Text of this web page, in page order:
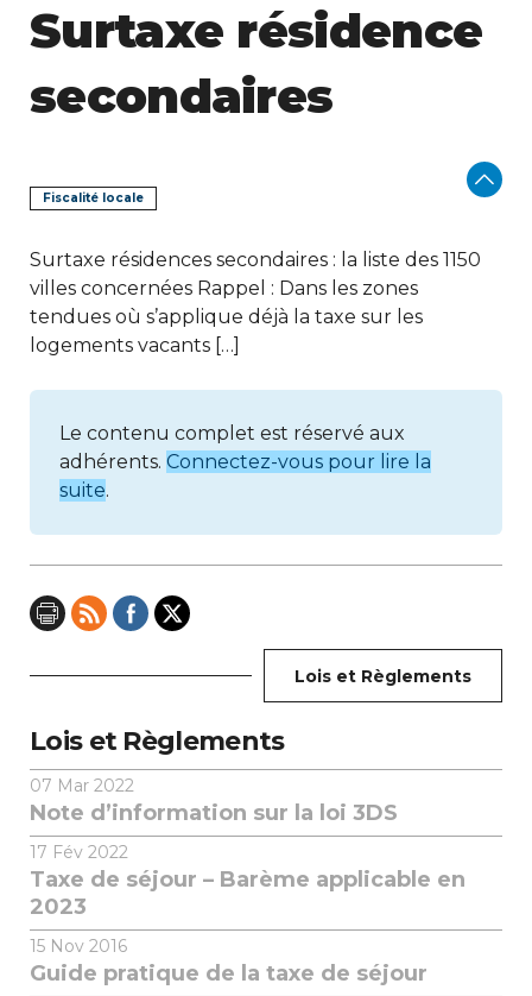
Surtaxe résidence
secondaires
Fiscalité locale
Surtaxe résidences secondaires : la liste des 1150
villes concernées Rappel : Dans les zones
tendues où s’applique déjà la taxe sur les
logements vacants […]
Le contenu complet est réservé aux
adhérents. Connectez-vous pour lire la
suite.
Lois et Règlements
Lois et Règlements
07 Mar 2022
Note d’information sur la loi 3DS
17 Fév 2022
Taxe de séjour – Barème applicable en
2023
15 Nov 2016
Guide pratique de la taxe de séjour